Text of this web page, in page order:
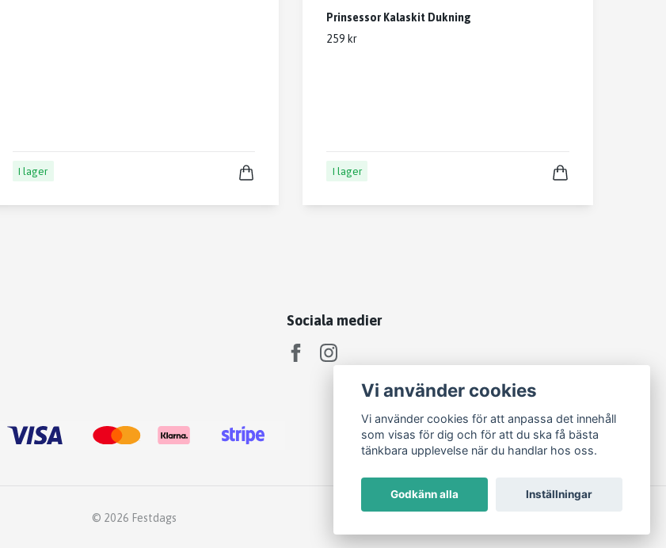
I lager
Prinsessor Kalaskit Dukning
259 kr
I lager
Sociala medier
© 2026 Festdags
Vi använder cookies
Vi använder cookies för att anpassa det innehåll
som visas för dig och för att du ska få bästa
tänkbara upplevelse när du handlar hos oss.
Godkänn alla Inställningar